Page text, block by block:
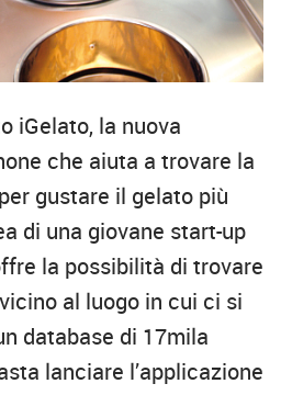
iGelato, la nuova
che aiuta a trovare la
gustare il gelato più
di una giovane start-up
la possibilità di trovare
al luogo in cui ci si
database di 17mila
lanciare l’applicazione